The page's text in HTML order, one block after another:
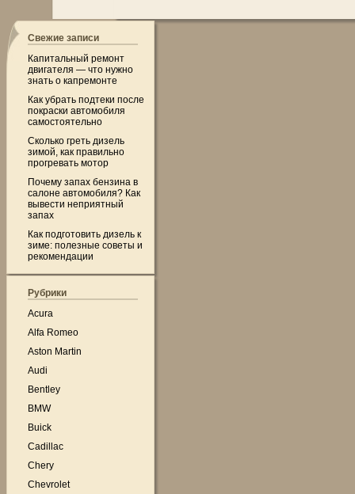
Свежие записи
Капитальный ремонт
двигателя — что нужно
знать о капремонте
Как убрать подтеки после
покраски автомобиля
самостоятельно
Сколько греть дизель
зимой, как правильно
прогревать мотор
Почему запах бензина в
салоне автомобиля? Как
вывести неприятный
запах
Как подготовить дизель к
зиме: полезные советы и
рекомендации
Рубрики
Acura
Alfa Romeo
Aston Martin
Audi
Bentley
BMW
Buick
Cadillac
Chery
Chevrolet